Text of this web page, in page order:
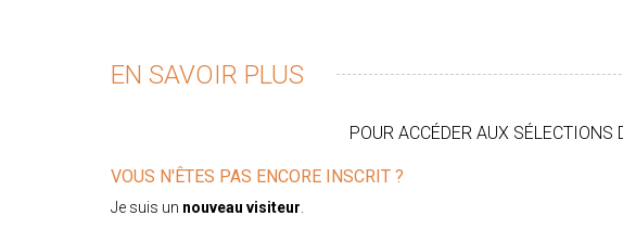
EN SAVOIR PLUS
POUR ACCÉDER AUX
VOUS N'ÊTES PAS ENCORE INSCRIT ?
Je suis un nouveau visiteur.